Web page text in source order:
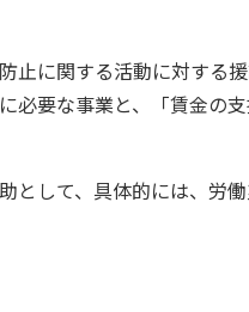
止に関する活動に対する
必要な事業と、「賃金の
として、具体的には、労